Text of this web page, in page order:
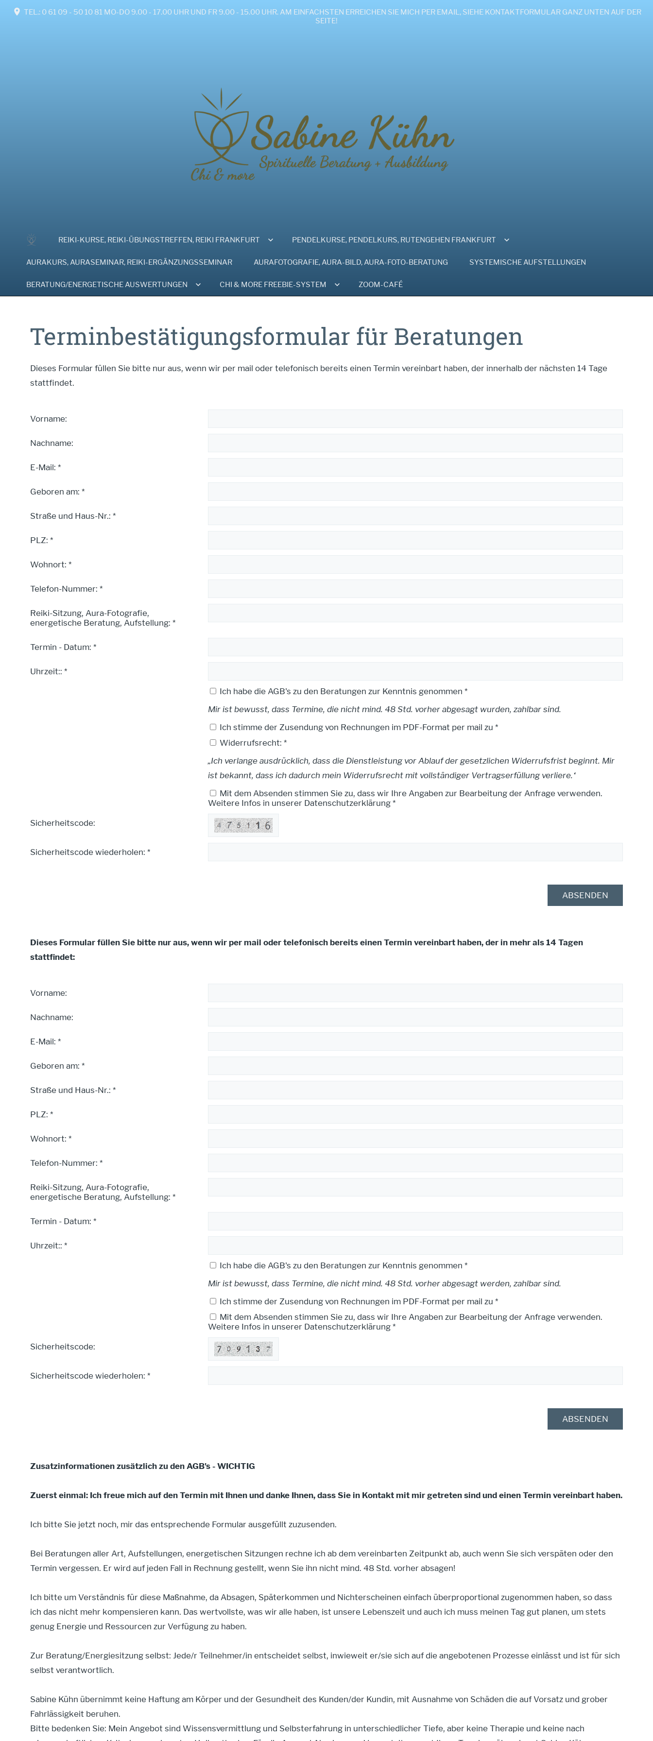
TEL.: 0 61 09 - 50 10 81 MO-DO 9.00 - 17.00 UHR UND FR 9.00 - 15.00 UHR. AM EINFACHSTEN ERREICHEN SIE MICH PER EMAIL, SIEHE KONTAKTFORMULAR GANZ UNTEN AUF DER
SEITE!
REIKI-KURSE, REIKI-ÜBUNGSTREFFEN, REIKI FRANKFURT PENDELKURSE, PENDELKURS, RUTENGEHEN FRANKFURT
AURAKURS, AURASEMINAR, REIKI-ERGÄNZUNGSSEMINAR AURAFOTOGRAFIE, AURA-BILD, AURA-FOTO-BERATUNG SYSTEMISCHE AUFSTELLUNGEN
BERATUNG/ENERGETISCHE AUSWERTUNGEN CHI & MORE FREEBIE-SYSTEM ZOOM-CAFÉ
Terminbestätigungsformular für Beratungen
Dieses Formular füllen Sie bitte nur aus, wenn wir per mail oder telefonisch bereits einen Termin vereinbart haben, der innerhalb der nächsten 14 Tage
stattfindet.
Vorname:
Nachname:
E-Mail: *
Geboren am: *
Straße und Haus-Nr.: *
PLZ: *
Wohnort: *
Telefon-Nummer: *
Reiki-Sitzung, Aura-Fotografie,
energetische Beratung, Aufstellung: *
Termin - Datum: *
Uhrzeit:: *
Ich habe die AGB's zu den Beratungen zur Kenntnis genommen *
Mir ist bewusst, dass Termine, die nicht mind. 48 Std. vorher abgesagt wurden, zahlbar sind.
Ich stimme der Zusendung von Rechnungen im PDF-Format per mail zu *
Widerrufsrecht: *
„Ich verlange ausdrücklich, dass die Dienstleistung vor Ablauf der gesetzlichen Widerrufsfrist beginnt. Mir
ist bekannt, dass ich dadurch mein Widerrufsrecht mit vollständiger Vertragserfüllung verliere.“
Mit dem Absenden stimmen Sie zu, dass wir Ihre Angaben zur Bearbeitung der Anfrage verwenden.
Weitere Infos in unserer Datenschutzerklärung *
Sicherheitscode:
Sicherheitscode wiederholen: *
Dieses Formular füllen Sie bitte nur aus, wenn wir per mail oder telefonisch bereits einen Termin vereinbart haben, der in mehr als 14 Tagen
stattfindet:
Vorname:
Nachname:
E-Mail: *
Geboren am: *
Straße und Haus-Nr.: *
PLZ: *
Wohnort: *
Telefon-Nummer: *
Reiki-Sitzung, Aura-Fotografie,
energetische Beratung, Aufstellung: *
Termin - Datum: *
Uhrzeit:: *
Ich habe die AGB's zu den Beratungen zur Kenntnis genommen *
Mir ist bewusst, dass Termine, die nicht mind. 48 Std. vorher abgesagt werden, zahlbar sind.
Ich stimme der Zusendung von Rechnungen im PDF-Format per mail zu *
Mit dem Absenden stimmen Sie zu, dass wir Ihre Angaben zur Bearbeitung der Anfrage verwenden.
Weitere Infos in unserer Datenschutzerklärung *
Sicherheitscode:
Sicherheitscode wiederholen: *
Zusatzinformationen zusätzlich zu den AGB's - WICHTIG
Zuerst einmal: Ich freue mich auf den Termin mit Ihnen und danke Ihnen, dass Sie in Kontakt mit mir getreten sind und einen Termin vereinbart haben.
Ich bitte Sie jetzt noch, mir das entsprechende Formular ausgefüllt zuzusenden.
Bei Beratungen aller Art, Aufstellungen, energetischen Sitzungen rechne ich ab dem vereinbarten Zeitpunkt ab, auch wenn Sie sich verspäten oder den
Termin vergessen. Er wird auf jeden Fall in Rechnung gestellt, wenn Sie ihn nicht mind. 48 Std. vorher absagen!
Ich bitte um Verständnis für diese Maßnahme, da Absagen, Späterkommen und Nichterscheinen einfach überproportional zugenommen haben, so dass
ich das nicht mehr kompensieren kann. Das wertvollste, was wir alle haben, ist unsere Lebenszeit und auch ich muss meinen Tag gut planen, um stets
genug Energie und Ressourcen zur Verfügung zu haben.
Zur Beratung/Energiesitzung selbst: Jede/r Teilnehmer/in entscheidet selbst, inwieweit er/sie sich auf die angebotenen Prozesse einlässt und ist für sich
selbst verantwortlich.
Sabine Kühn übernimmt keine Haftung am Körper und der Gesundheit des Kunden/der Kundin, mit Ausnahme von Schäden die auf Vorsatz und grober
Fahrlässigkeit beruhen.
Bitte bedenken Sie: Mein Angebot sind Wissensvermittlung und Selbsterfahrung in unterschiedlicher Tiefe, aber keine Therapie und keine nach